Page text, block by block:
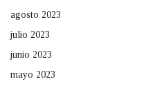
agosto 2023
julio 2023
junio 2023
mayo 2023